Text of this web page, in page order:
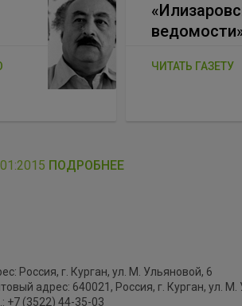
ЧИТАТЬ ГАЗЕТУ
ПОДРОБНЕЕ
Россия, г. Курган, ул. М. Ульяновой, 6
адрес: 640021, Россия, г. Курган, ул.
+7 (3522) 44-35-03